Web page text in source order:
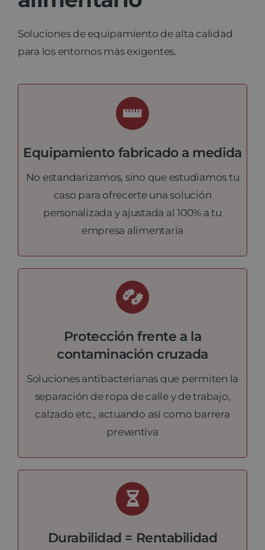
Soluciones de equipamiento de alta calidad
para los entornos más exigentes.
Equipamiento fabricado a medida
No estandarizamos, sino que estudiamos tu
caso para ofrecerte una solución
personalizada y ajustada al 100% a tu
empresa alimentaria
Protección frente a la
contaminación cruzada
Soluciones antibacterianas que permiten la
separación de ropa de calle y de trabajo,
calzado etc., actuando así como barrera
preventiva
Durabilidad = Rentabilidad